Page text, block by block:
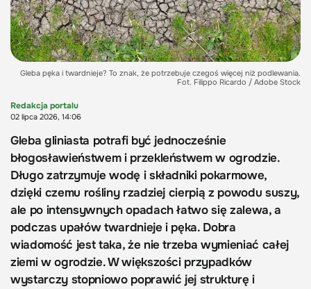
Gleba pęka i twardnieje? To znak, że potrzebuje czegoś więcej niż podlewania.
Fot. Filippo Ricardo / Adobe Stock
Redakcja portalu
02 lipca 2026, 14:06
Gleba gliniasta potrafi być jednocześnie
błogosławieństwem i przekleństwem w ogrodzie.
Długo zatrzymuje wodę i składniki pokarmowe,
dzięki czemu rośliny rzadziej cierpią z powodu suszy,
ale po intensywnych opadach łatwo się zalewa, a
podczas upałów twardnieje i pęka. Dobra
wiadomość jest taka, że nie trzeba wymieniać całej
ziemi w ogrodzie. W większości przypadków
wystarczy stopniowo poprawić jej strukturę i